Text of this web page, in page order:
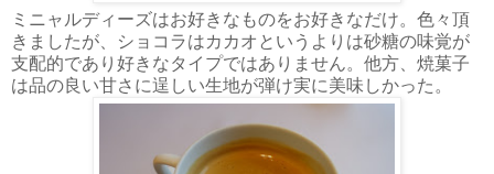
ミニャルディーズはお好きなものをお好きなだけ。色々頂
きましたが、ショコラはカカオというよりは砂糖の味覚が
支配的であり好きなタイプではありません。他方、焼菓子
は品の良い甘さに逞しい生地が弾け実に美味しかった。